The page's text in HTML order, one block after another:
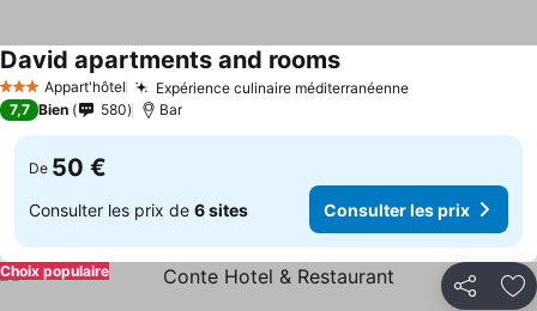
3 ÉtoilesAppart'hôtel Expérience culinaire méditerranéenne
David apartments and rooms
7,7 Bien 580 Bar
De 50 €
Consulter les prix de 6 sites Consulter les prix
Partager
Choix populaire